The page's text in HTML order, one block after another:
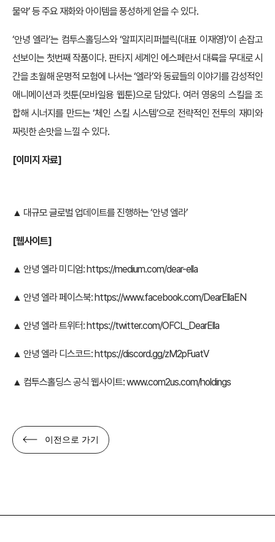
물약’ 등 주요 재화와 아이템을 풍성하게 얻을 수 있다.
‘안녕 엘라’는 컴투스홀딩스와 ‘알피지리퍼블릭(대표 이재영)’이 손잡고
선보이는 첫번째 작품이다. 판타지 세계인 에스페란서 대륙을 무대로 시
간을 초월해 운명적 모험에 나서는 ‘엘라’와 동료들의 이야기를 감성적인
애니메이션과 컷툰(모바일용 웹툰)으로 담았다. 여러 영웅의 스킬을 조
합해 시너지를 만드는 ‘체인 스킬 시스템’으로 전략적인 전투의 재미와
짜릿한 손맛을 느낄 수 있다.
[이미지 자료]
▲ 대규모 글로벌 업데이트를 진행하는 ‘안녕 엘라’
[웹사이트]
▲ 안녕 엘라 미디엄: https://medium.com/dear-ella
▲ 안녕 엘라 페이스북: https://www.facebook.com/DearEllaEN
▲ 안녕 엘라 트위터: https://twitter.com/OFCL_DearElla
▲ 안녕 엘라 디스코드: https://discord.gg/zM2pFuatV
▲ 컴투스홀딩스 공식 웹사이트:www.com2us.com/holdings
이전으로 가기